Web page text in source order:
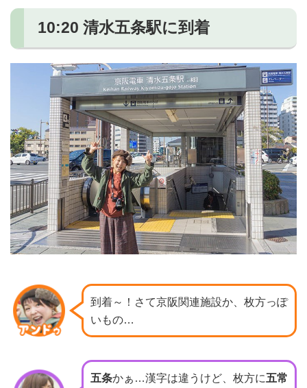
10:20 清水五条駅に到着
到着～！さて京阪関連施設か、枚方っぽ
いもの…
五条かぁ…漢字は違うけど、 枚方に五常